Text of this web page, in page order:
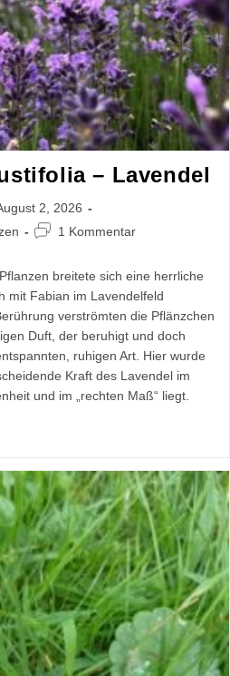
– Lavendel
2, 2026
Beitrags-1 Kommentar
breitete sich eine herrliche
mit Fabian im Lavendelfeld
verströmten die Pflänzchen
Duft, der beruhigt und doch
ruhigen Art. Hier wurde
Kraft des Lavendel im
und im „rechten Maß“ liegt.